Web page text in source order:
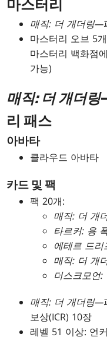
마스터리
매직: 더 개더링—
마스터리 오브 5
마스터리 백화점
가능)
매직: 더 개더링
리 패스
아바타
클라우드 아바타
카드 및 팩
팩 20개:
매직: 더 개
타르커: 용
에테르 드리
매직: 더 개
더스크모언
매직: 더 개더링—
보상(ICR) 10장
레벨 51 이상: 언